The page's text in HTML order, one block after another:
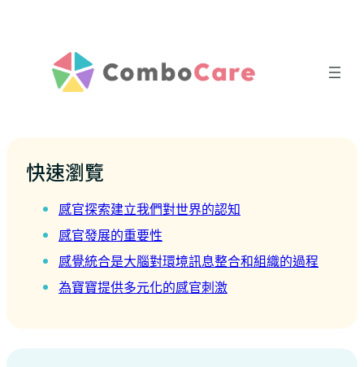
快速瀏覽
‍‍感官探索建立我們對世界的認知
感官發展的重要性
感覺統合是大腦對環境訊息整合和組織的過程
為寶寶提供多元化的感官刺激